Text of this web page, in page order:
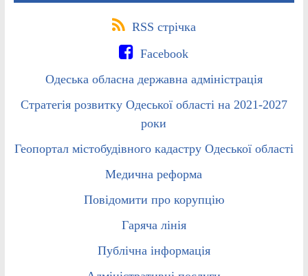
RSS стрічка
Facebook
Одеська обласна державна адміністрація
Стратегія розвитку Одеської області на 2021-2027
роки
Геопортал містобудівного кадастру Одеської області
Медична реформа
Повідомити про корупцію
Гаряча лінія
Публічна інформація